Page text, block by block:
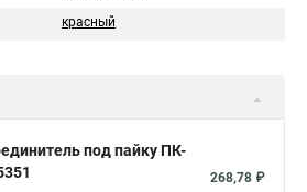
красный
под пайку ПК-
268,78 ₽